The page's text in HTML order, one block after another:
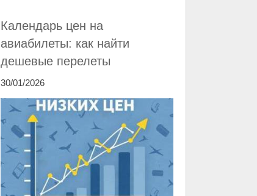
Календарь цен на
авиабилеты: как найти
дешевые перелеты
30/01/2026